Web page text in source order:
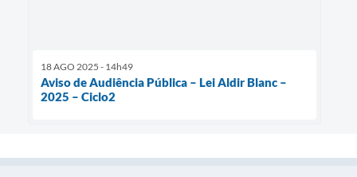
18 AGO 2025 - 14h49
Aviso de Audiência Pública – Lei Aldir Blanc –
2025 – Ciclo2